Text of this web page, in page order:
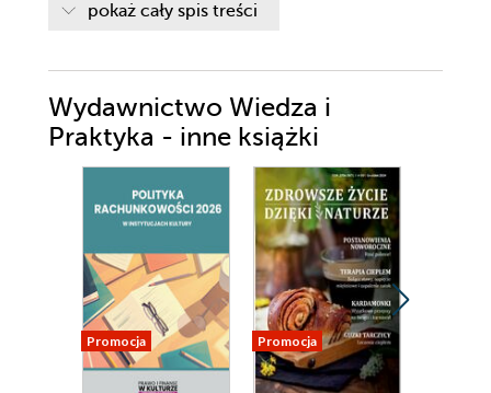
pokaż cały spis treści
Wydawnictwo Wiedza i
Praktyka - inne książki
Promocja Promocja